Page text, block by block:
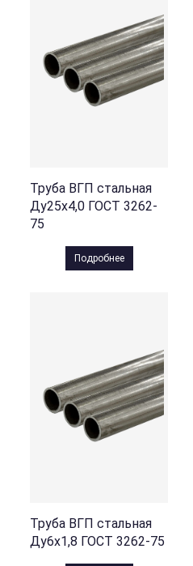
Труба ВГП стальная
Ду25х4,0 ГОСТ 3262-
75
Подробнее
Труба ВГП стальная
Ду6х1,8 ГОСТ 3262-75